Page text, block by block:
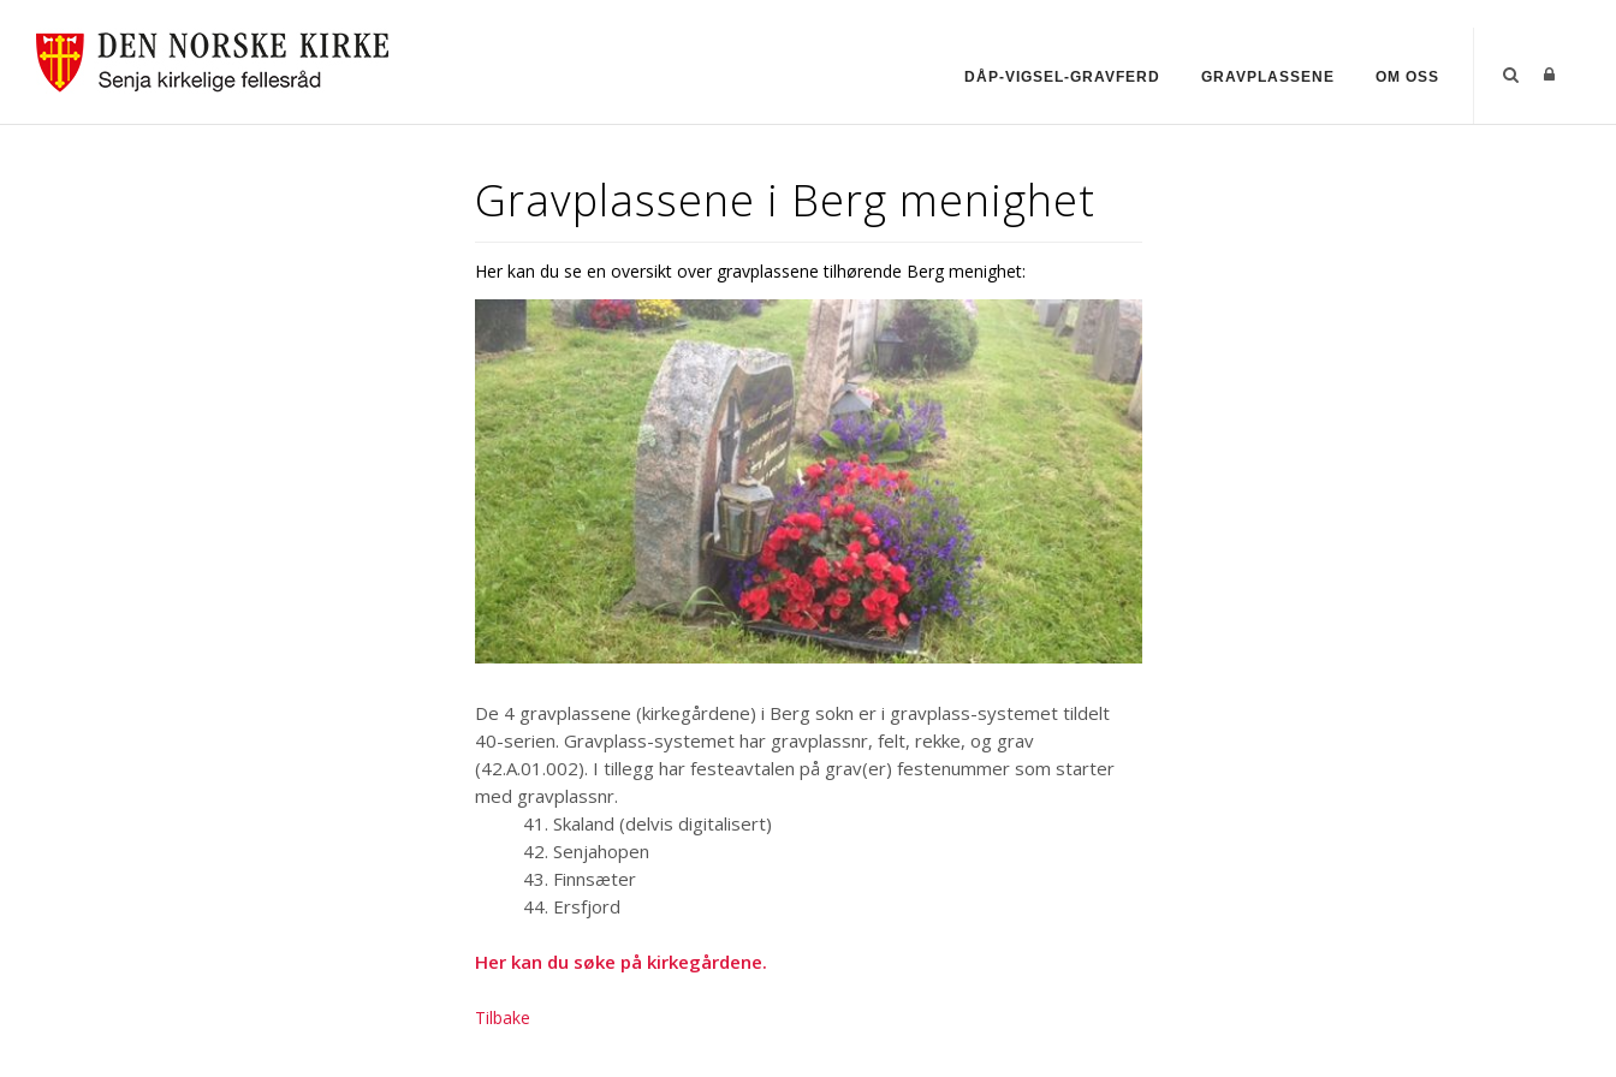
DÅP-VIGSEL-GRAVFERD GRAVPLASSENE OM OSS
Gravplassene i Berg menighet
Her kan du se en oversikt over gravplassene tilhørende Berg menighet:
De 4 gravplassene (kirkegårdene) i Berg sokn er i gravplass-systemet tildelt
40-serien. Gravplass-systemet har gravplassnr, felt, rekke, og grav
(42.A.01.002). I tillegg har festeavtalen på grav(er) festenummer som starter
med gravplassnr.
41. Skaland (delvis digitalisert)
42. Senjahopen
43. Finnsæter
44. Ersfjord
Her kan du søke på kirkegårdene.
Tilbake